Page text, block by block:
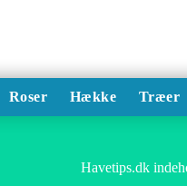
Roser Hække Træer
Havetips.dk